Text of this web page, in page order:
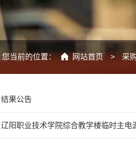
您当前的位置： 网站首页 > 采
结果公告
辽阳职业技术学院综合教学楼临时主电